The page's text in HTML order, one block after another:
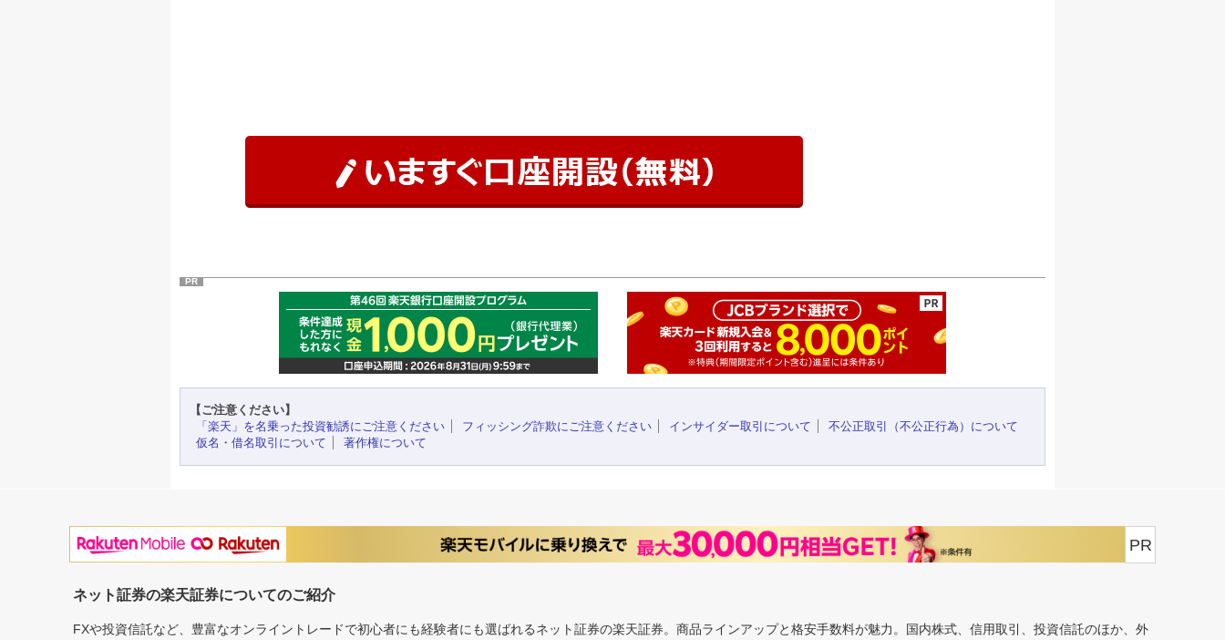
PR
【ご注意ください】
「楽天」を名乗った投資勧誘にご注意ください
フィッシング詐欺にご注意ください インサイダー取引について
不公正取引（不公正行為）について
仮名・借名取引について
著作権について
PR
ネット証券の楽天証券についてのご紹介
FXや投資信託など、豊富なオンライントレードで初心者にも経験者にも選ばれるネット証券の楽天証券。商品ラインアップと格安手数料が魅力。国内株式、信用取引、投資信託のほか、外